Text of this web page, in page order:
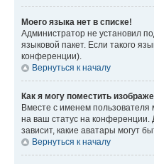
Моего языка нет в списке!
Администратор не установил
языковой пакет. Если такого
конференции).
Вернуться к началу
Как я могу поместить
Вместе с именем пользователя
на ваш статус на конференции.
зависит, какие аватары могут
Вернуться к началу